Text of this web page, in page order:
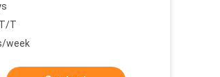
T
week